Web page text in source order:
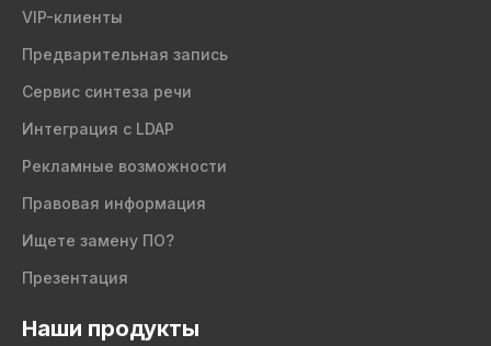
VIP-клиенты
Предварительная запись
Сервис синтеза речи
Интеграция с LDAP
Рекламные возможности
Правовая информация
Ищете замену ПО?
Презентация
Наши продукты